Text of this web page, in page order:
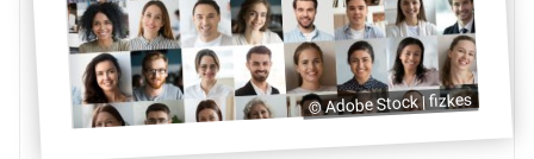
© Adobe Stock | fizkes